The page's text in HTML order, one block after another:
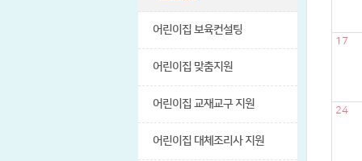
어린이집 보육컨설팅
어린이집 맞춤지원
어린이집 교재교구 지원
어린이집 대체조리사 지원
17
24